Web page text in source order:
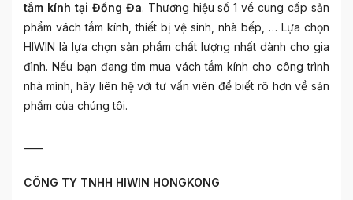
tắm kính tại Đống Đa. Thương hiệu số 1 về cung cấp sản
phẩm vách tắm kính, thiết bị vệ sinh, nhà bếp, … Lựa chọn
HIWIN là lựa chọn sản phẩm chất lượng nhất dành cho gia
đình. Nếu bạn đang tìm mua vách tắm kính cho công trình
nhà mình, hãy liên hệ với tư vấn viên để biết rõ hơn về sản
phẩm của chúng tôi.
CÔNG TY TNHH HIWIN HONGKONG